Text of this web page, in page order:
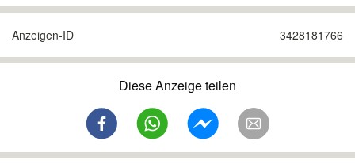
Anzeigen-ID 3428181766
Diese Anzeige teilen